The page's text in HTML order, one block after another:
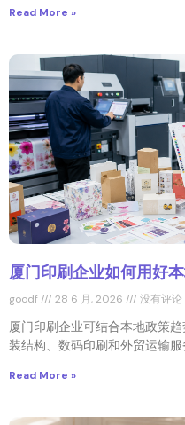
Read More »
厦门印刷企业如何用好
goodf 28 6 月, 2026 没有评论
厦门印刷企业可结合本地政策
装结构、数码印刷和外贸运输
Read More »